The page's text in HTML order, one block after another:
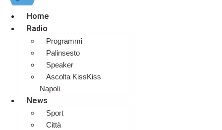
Home
Radio
Programmi
Palinsesto
Speaker
Ascolta KissKiss
Napoli
News
Sport
Città